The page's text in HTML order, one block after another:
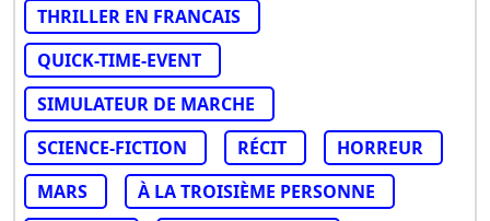
THRILLER EN FRANCAIS
QUICK-TIME-EVENT
SIMULATEUR DE MARCHE
SCIENCE-FICTION
RÉCIT
HORREUR
MARS
À LA TROISIÈME PERSONNE